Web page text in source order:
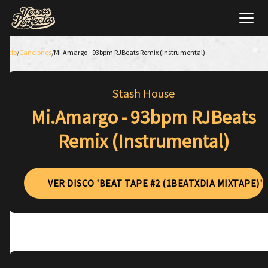
Inicio/Canciones/Mi.Amargo - 93bpm RJBeats Remix (Instrumental)
Stash House
Mi.Amargo - 93bpm RJBeats
Remix (Instrumental)
VER DISCO 'BEAT TAPE #2 (1BEATXDIA MIXTAPE)'